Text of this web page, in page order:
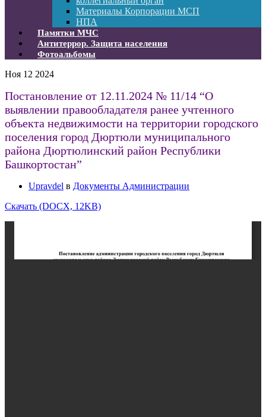
Материалы Корпорации МСП
НПА
Памятки МЧС
Антитеррор. Защита населения
Фотоальбомы
Ноя 12 2024
Постановление от 12.11.2024 № 11/14 “О
выявлении правообладателя ранее учтенного
объекта недвижимости на территории городского
поселения город Дюртюли муниципального
района Дюртюлинский район Республики
Башкортостан”
Upravdel в Документы Администрации
Скачать (DOCX, 12KB)